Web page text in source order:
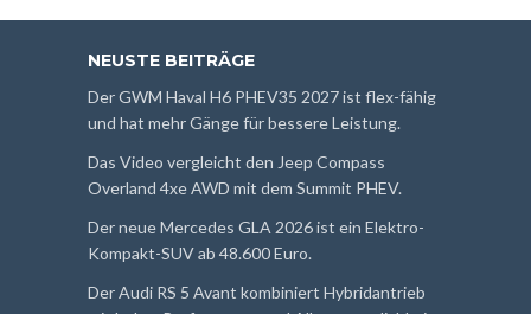
NEUSTE BEITRÄGE
Der GWM Haval H6 PHEV35 2027 ist flex-fähig
und hat mehr Gänge für bessere Leistung.
Das Video vergleicht den Jeep Compass
Overland 4xe AWD mit dem Summit PHEV.
Der neue Mercedes GLA 2026 ist ein Elektro-
Kompakt-SUV ab 48.600 Euro.
Der Audi RS 5 Avant kombiniert Hybridantrieb